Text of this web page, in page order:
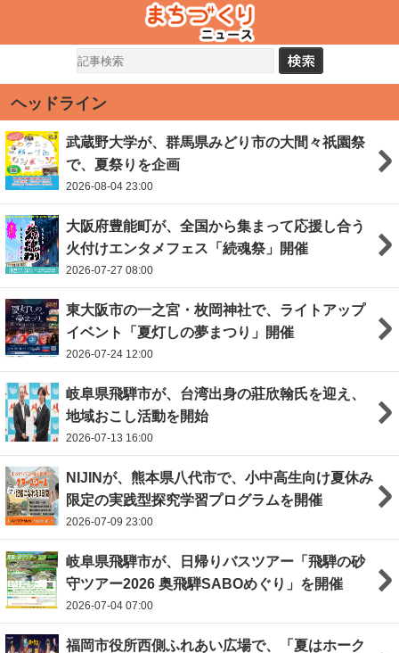
ヘッドライン
武蔵野大学が、群馬県みどり市の大間々祇園祭
で、夏祭りを企画
2026-08-04 23:00
大阪府豊能町が、全国から集まって応援し合う
火付けエンタメフェス「続魂祭」開催
2026-07-27 08:00
東大阪市の一之宮・枚岡神社で、ライトアップ
イベント「夏灯しの夢まつり」開催
2026-07-24 12:00
岐阜県飛騨市が、台湾出身の莊欣翰氏を迎え、
地域おこし活動を開始
2026-07-13 16:00
NIJINが、熊本県八代市で、小中高生向け夏休み
限定の実践型探究学習プログラムを開催
2026-07-09 23:00
岐阜県飛騨市が、日帰りバスツアー「飛騨の砂
守ツアー2026 奥飛騨SABOめぐり」を開催
2026-07-04 07:00
福岡市役所西側ふれあい広場で、「夏はホーク